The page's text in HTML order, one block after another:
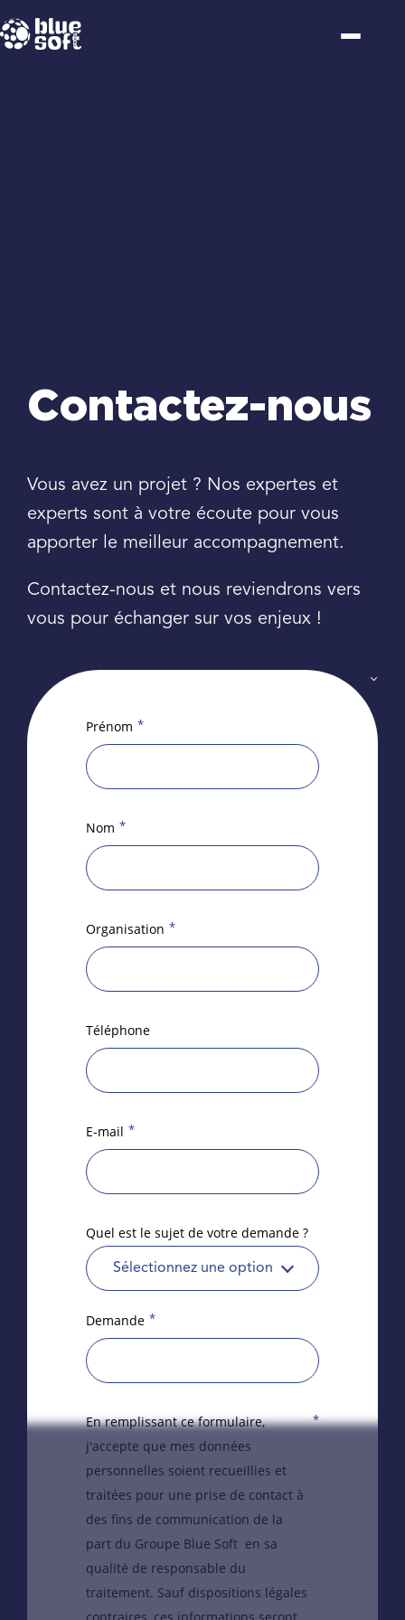
Passer
au
Contactez-nous
Vous avez un projet ? Nos expertes et
experts sont à votre écoute pour vous
apporter le meilleur accompagnement.
Contactez-nous et nous reviendrons vers
vous pour échanger sur vos enjeux !
Prénom *
Nom *
Organisation *
Téléphone
E-mail *
Quel est le sujet de votre demande ?
Sélectionnez une option
Demande *
En remplissant ce formulaire,
j'accepte que mes données
personnelles soient recueillies et
traitées pour une prise de contact à
des fins de communication de la
part du Groupe Blue Soft en sa
qualité de responsable du
traitement. Sauf dispositions légales
*